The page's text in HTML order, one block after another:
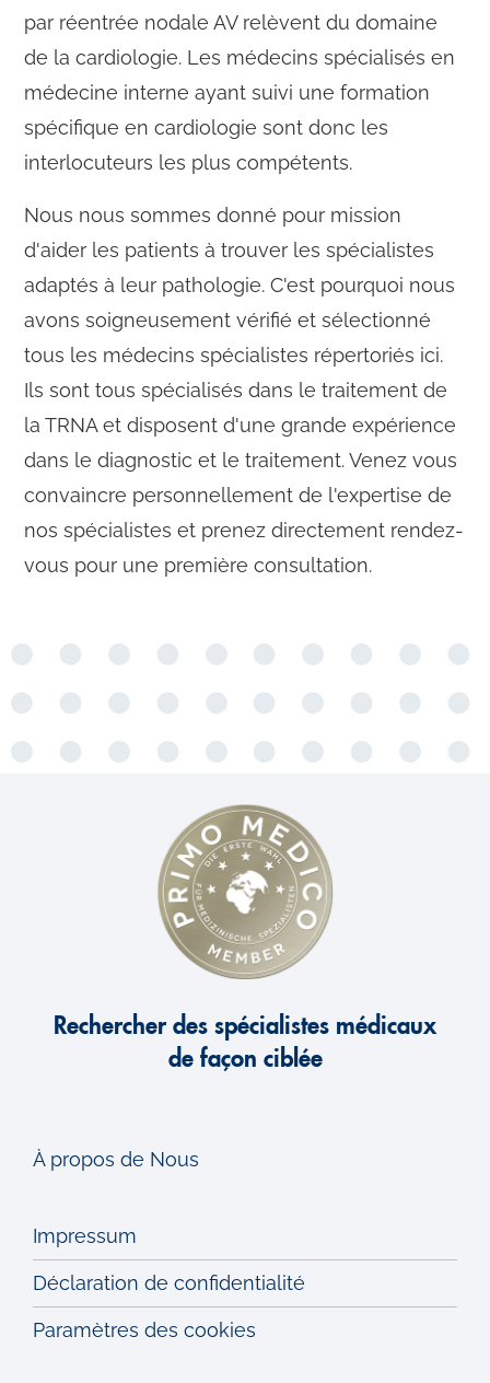
par réentrée nodale AV relèvent du domaine
de la cardiologie. Les médecins spécialisés en
médecine interne ayant suivi une formation
spécifique en cardiologie sont donc les
interlocuteurs les plus compétents.
Nous nous sommes donné pour mission
d'aider les patients à trouver les spécialistes
adaptés à leur pathologie. C'est pourquoi nous
avons soigneusement vérifié et sélectionné
tous les médecins spécialistes répertoriés ici.
Ils sont tous spécialisés dans le traitement de
la TRNA et disposent d'une grande expérience
dans le diagnostic et le traitement. Venez vous
convaincre personnellement de l'expertise de
nos spécialistes et prenez directement rendez-
vous pour une première consultation.
Rechercher des spécialistes médicaux
de façon ciblée
À propos de Nous
Impressum
Déclaration de confidentialité
Paramètres des cookies